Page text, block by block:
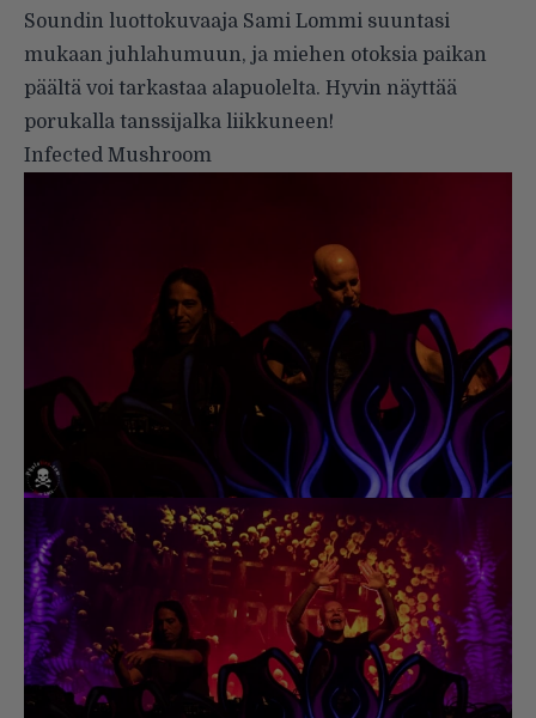
Soundin luottokuvaaja Sami Lommi suuntasi
mukaan juhlahumuun, ja miehen otoksia paikan
päältä voi tarkastaa alapuolelta. Hyvin näyttää
porukalla tanssijalka liikkuneen!
Infected Mushroom